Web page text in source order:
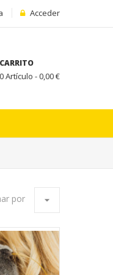
Acceder
CARRITO
0 Artículo - 0,00 €
por arrow_drop_down